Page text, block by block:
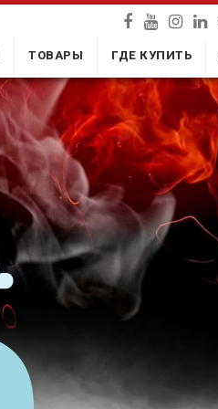
ТОВАРЫ ГДЕ КУПИТЬ